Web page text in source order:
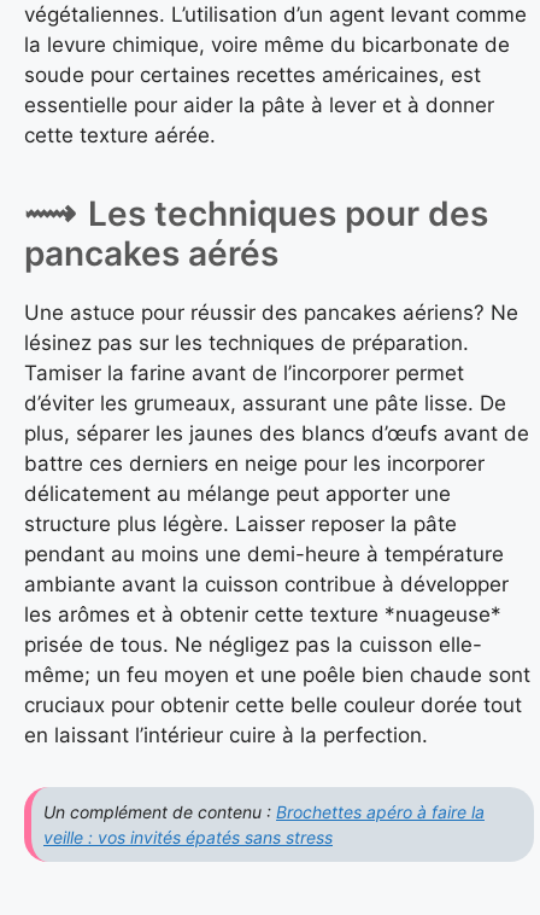
végétaliennes. L’utilisation d’un agent levant comme
la levure chimique, voire même du bicarbonate de
soude pour certaines recettes américaines, est
essentielle pour aider la pâte à lever et à donner
cette texture aérée.
Les techniques pour des
pancakes aérés
Une astuce pour réussir des pancakes aériens? Ne
lésinez pas sur les techniques de préparation.
Tamiser la farine avant de l’incorporer permet
d’éviter les grumeaux, assurant une pâte lisse. De
plus, séparer les jaunes des blancs d’œufs avant de
battre ces derniers en neige pour les incorporer
délicatement au mélange peut apporter une
structure plus légère. Laisser reposer la pâte
pendant au moins une demi-heure à température
ambiante avant la cuisson contribue à développer
les arômes et à obtenir cette texture *nuageuse*
prisée de tous. Ne négligez pas la cuisson elle-
même; un feu moyen et une poêle bien chaude sont
cruciaux pour obtenir cette belle couleur dorée tout
en laissant l’intérieur cuire à la perfection.
Un complément de contenu : Brochettes apéro à faire la
veille : vos invités épatés sans stress